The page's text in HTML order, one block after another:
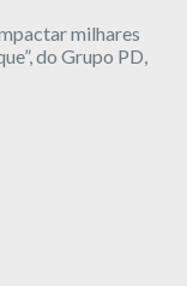
milhares
do Grupo PD,